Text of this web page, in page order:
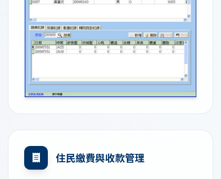
住民繳費與收款管理